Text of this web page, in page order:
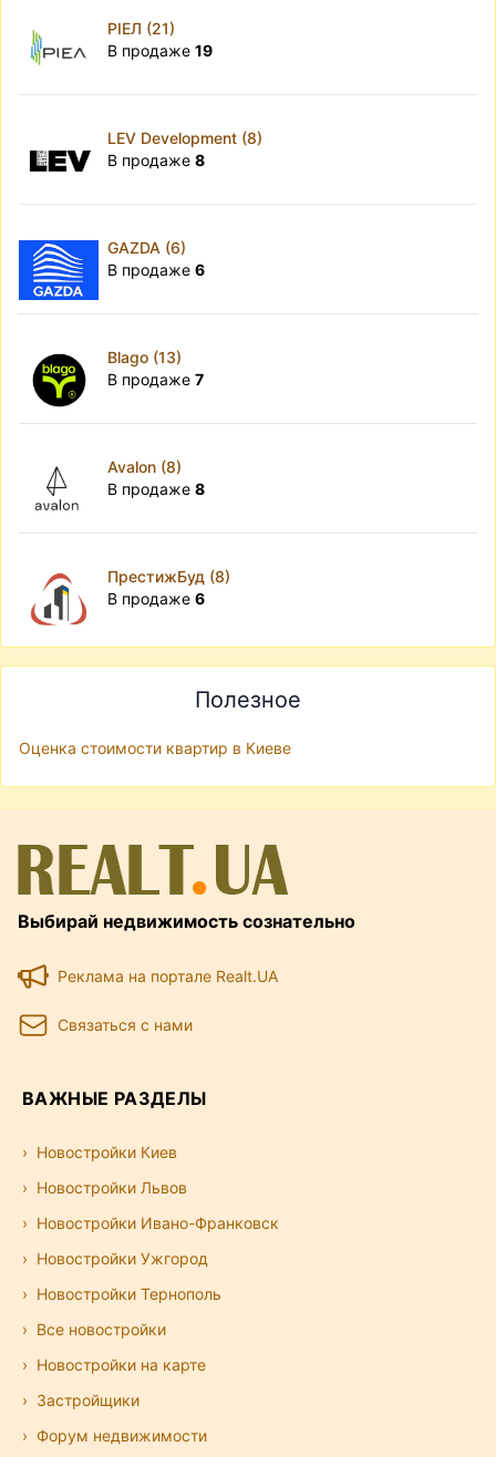
РІЕЛ (21)
В продаже 19
LEV Development (8)
В продаже 8
GAZDA (6)
В продаже 6
Blago (13)
В продаже 7
Avalon (8)
В продаже 8
ПрестижБуд (8)
В продаже 6
Полезное
Оценка стоимости квартир в Киеве
Выбирай недвижимость сознательно
Реклама на портале Realt.UA
Связаться с нами
ВАЖНЫЕ РАЗДЕЛЫ
Новостройки Киев
Новостройки Львов
Новостройки Ивано-Франковск
Новостройки Ужгород
Новостройки Тернополь
Все новостройки
Новостройки на карте
Застройщики
Форум недвижимости